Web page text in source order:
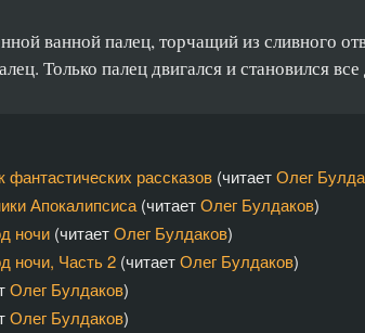
ванной палец, торчащий из сливного
Только палец двигался и становился
рассказов (читаетОлег
Апокалипсиса (читаетОлег Булдаков)
ночи (читаетОлег Булдаков)
ночи, Часть 2 (читаетОлег Булдаков)
Олег Булдаков)
Олег Булдаков)